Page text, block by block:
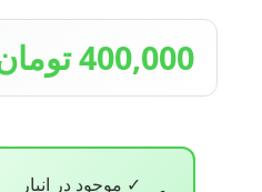
400,000 تومان
✓ موجود در انبار